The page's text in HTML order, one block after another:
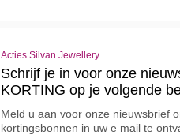
Acties Silvan Jewellery
Schrijf je in voor onze
KORTING op je volgende
Meld u aan voor onze nieuwsbrief
kortingsbonnen in uw e mail te